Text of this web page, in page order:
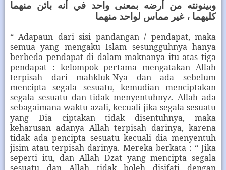
وبينونته من أرضه بمعنى واحد في أنه بائن منهما
كليهما ، غير مماس لواحد منهما
“ Adapaun dari sisi pandangan / pendapat, maka
semua yang mengaku Islam sesungguhnya hanya
berbeda pendapat di dalam maknanya itu atas tiga
pendapat : kelompok pertama mengatakan Allah
terpisah dari mahkluk-Nya dan ada sebelum
mencipta segala sesuatu, kemudian menciptakan
segala sesuatu dan tidak menyentuhnyz. Allah ada
sebagaimana waktu azali, kecuali jika segala sesuatu
yang Dia ciptakan tidak disentuhnya, maka
keharusan adanya Allah terpisah darinya, karena
tidak ada pencipta sesuatu kecuali dia menyentuh
jisim atau terpisah darinya. Mereka berkata : “ Jika
seperti itu, dan Allah Dzat yang mencipta segala